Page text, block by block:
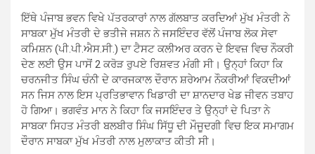
ਇੱਥੇ ਪੰਜਾਬ ਭਵਨ ਵਿਖੇ ਪੱਤਰਕਾਰਾਂ ਨਾਲ ਗੱਲਬਾਤ ਕਰਦਿਆਂ ਮੁੱਖ ਮੰਤਰੀ ਨੇ
ਸਾਬਕਾ ਮੁੱਖ ਮੰਤਰੀ ਦੇ ਭਤੀਜੇ ਜਸ਼ਨ ਨੇ ਜਸਇੰਦਰ ਵੱਲੋਂ ਪੰਜਾਬ ਲੋਕ ਸੇਵਾ
ਕਮਿਸ਼ਨ (ਪੀ.ਪੀ.ਐਸ.ਸੀ.) ਦਾ ਟੈਸਟ ਕਲੀਅਰ ਕਰਨ ਦੇ ਇਵਜ਼ ਵਿਚ ਨੌਕਰੀ
ਦੇਣ ਲਈ ਉਸ ਪਾਸੋਂ 2 ਕਰੋੜ ਰੁਪਏ ਰਿਸ਼ਵਤ ਮੰਗੀ ਸੀ। ਉਨ੍ਹਾਂ ਕਿਹਾ ਕਿ
ਚਰਨਜੀਤ ਸਿੰਘ ਚੰਨੀ ਦੇ ਕਾਰਜਕਾਲ ਦੌਰਾਨ ਸ਼ਰੇਆਮ ਨੌਕਰੀਆਂ ਵਿਕਦੀਆਂ
ਸਨ ਜਿਸ ਨਾਲ ਇਸ ਪ੍ਰਤਿਭਾਵਾਨ ਖਿਡਾਰੀ ਦਾ ਸ਼ਾਨਦਾਰ ਖੇਡ ਜੀਵਨ ਤਬਾਹ
ਹੋ ਗਿਆ। ਭਗਵੰਤ ਮਾਨ ਨੇ ਕਿਹਾ ਕਿ ਜਸਇੰਦਰ ਤੇ ਉਨ੍ਹਾਂ ਦੇ ਪਿਤਾ ਨੇ
ਸਾਬਕਾ ਸਿਹਤ ਮੰਤਰੀ ਬਲਬੀਰ ਸਿੰਘ ਸਿੱਧੂ ਦੀ ਮੌਜੂਦਗੀ ਵਿਚ ਇਕ ਸਮਾਗਮ
ਦੌਰਾਨ ਸਾਬਕਾ ਮੁੱਖ ਮੰਤਰੀ ਨਾਲ ਮੁਲਾਕਾਤ ਕੀਤੀ ਸੀ।